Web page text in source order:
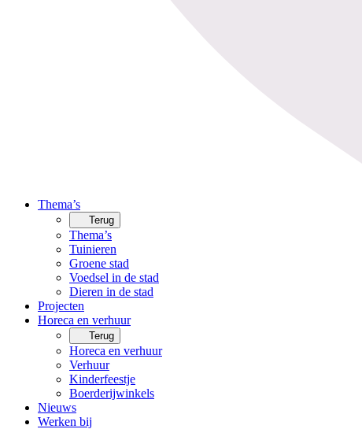
Thema’s
Terug
Thema’s
Tuinieren
Groene stad
Voedsel in de stad
Dieren in de stad
Projecten
Horeca en verhuur
Terug
Horeca en verhuur
Verhuur
Kinderfeestje
Boerderijwinkels
Nieuws
Werken bij